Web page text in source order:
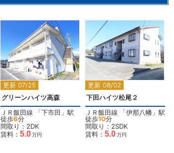
更新 07/25
2
グリーンハイツ高森
ＪＲ飯田線 「下市田 」駅
徒歩6分
間取り：2DK
賃料： 5.0万円
更新 08/02
2
下田ハイツ松尾２
ＪＲ飯田線 「伊那八幡 」駅
徒歩10分
間取り：2SDK
賃料： 5.0万円